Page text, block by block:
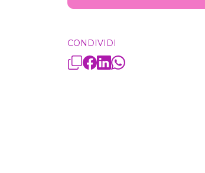
CONDIVIDI